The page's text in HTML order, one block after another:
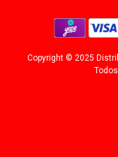
Copyright © 2025